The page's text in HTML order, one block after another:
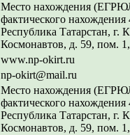
Место нахождения
фактического нахождения
Республика Татарстан, г.
Космонавтов, д. 59, пом.
www.np-okirt.ru
np-okirt@mail.ru
Место нахождения
фактического нахождения
Республика Татарстан, г.
Космонавтов, д. 59, пом.